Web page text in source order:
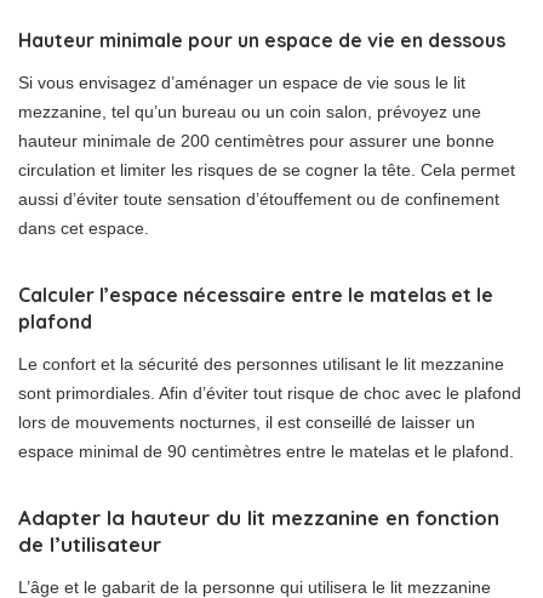
Hauteur minimale pour un espace de vie en dessous
Si vous envisagez d’aménager un espace de vie sous le lit
mezzanine, tel qu’un bureau ou un coin salon, prévoyez une
hauteur minimale de 200 centimètres pour assurer une bonne
circulation et limiter les risques de se cogner la tête. Cela permet
aussi d’éviter toute sensation d’étouffement ou de confinement
dans cet espace.
Calculer l’espace nécessaire entre le matelas et le
plafond
Le confort et la sécurité des personnes utilisant le lit mezzanine
sont primordiales. Afin d’éviter tout risque de choc avec le plafond
lors de mouvements nocturnes, il est conseillé de laisser un
espace minimal de 90 centimètres entre le matelas et le plafond.
Adapter la hauteur du lit mezzanine en fonction
de l’utilisateur
L’âge et le gabarit de la personne qui utilisera le lit mezzanine